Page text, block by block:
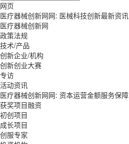
网页
医疗器械创新网网: 医械科技创新最新资讯
医疗器械创新网
政策法规
技术/产品
创新企业/机构
创新创业大赛
专访
活动资讯
医疗器械创新网网: 资本运营金额服务保障
获奖项目融资
初创项目
成长项目
创服专家